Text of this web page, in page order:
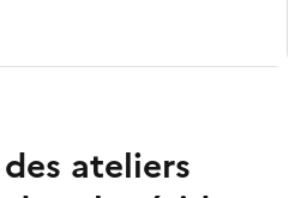
ateliers